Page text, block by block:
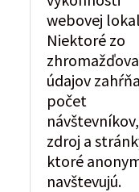
webovej
Niektoré zo
údajov
počet
zdroj a
ktoré
navštevujú.